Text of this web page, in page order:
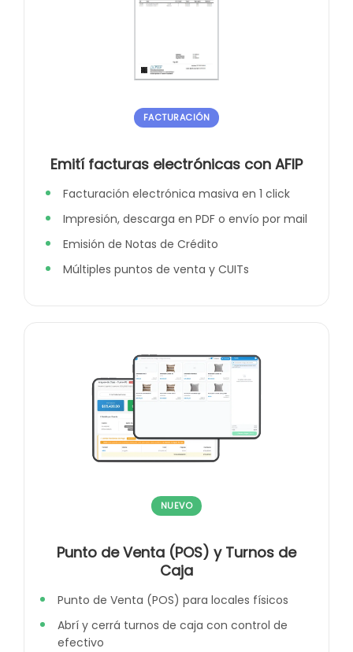
FACTURACIÓN
Emití facturas electrónicas con AFIP
Facturación electrónica masiva en 1 click
Impresión, descarga en PDF o envío por mail
Emisión de Notas de Crédito
Múltiples puntos de venta y CUITs
NUEVO
Punto de Venta (POS) y Turnos de
Caja
Punto de Venta (POS) para locales físicos
Abrí y cerrá turnos de caja con control de
efectivo